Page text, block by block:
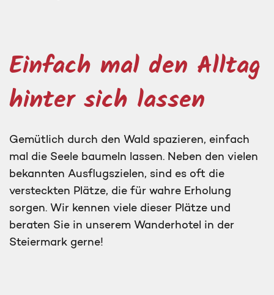
Einfach mal den Alltag
hinter sich lassen
Gemütlich durch den Wald spazieren, einfach
mal die Seele baumeln lassen. Neben den vielen
bekannten Ausflugszielen, sind es oft die
versteckten Plätze, die für wahre Erholung
sorgen. Wir kennen viele dieser Plätze und
beraten Sie in unserem Wanderhotel in der
Steiermark gerne!